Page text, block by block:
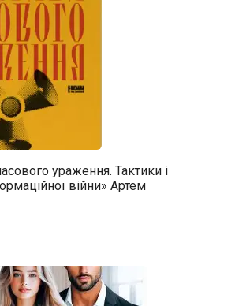
ураження. Тактики і
війни» Артем